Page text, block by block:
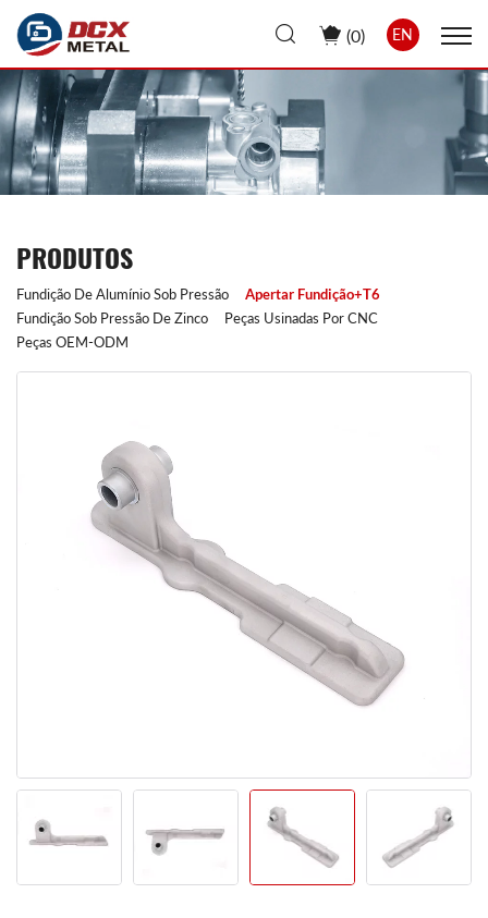
(0) EN
PRODUTOS
Fundição De Alumínio Sob Pressão
Apertar Fundição+T6
Fundição Sob Pressão De Zinco
Peças Usinadas Por CNC
Peças OEM-ODM